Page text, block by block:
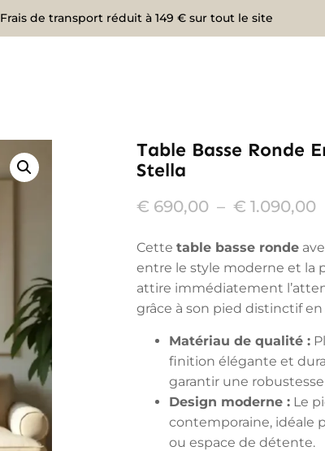
Frais de transport réduit à 149 € sur tout le site
Table Basse Ronde
Stella
€ 690,00 – € 1.090,00
Cette table basse ronde
entre le style moderne et la
attire immédiatement
grâce à son pied distinctif en
Matériau de qualité :
finition élégante et
garantir une
Design moderne :Le
contemporaine, idéale
ou espace de détente.